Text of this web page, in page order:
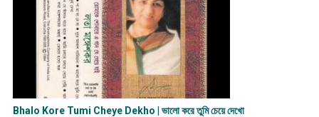
Bhalo Kore Tumi Cheye Dekho | ভালো করে তুমি চেয়ে দেখো